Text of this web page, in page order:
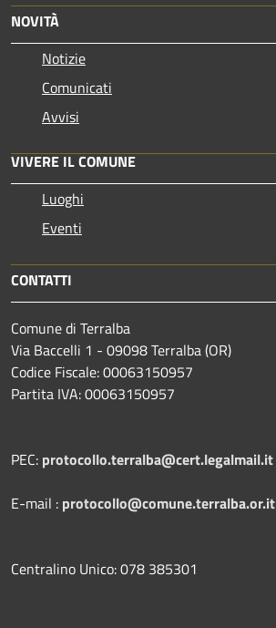
NOVITÀ
Notizie
Comunicati
Avvisi
VIVERE IL COMUNE
Luoghi
Eventi
CONTATTI
Comune di Terralba
Via Baccelli 1 - 09098 Terralba (OR)
Codice Fiscale: 00063150957
Partita IVA: 00063150957
PEC: protocollo.terralba@cert.legalmail.it
E-mail : protocollo@comune.terralba.or.it
Centralino Unico: 078 385301